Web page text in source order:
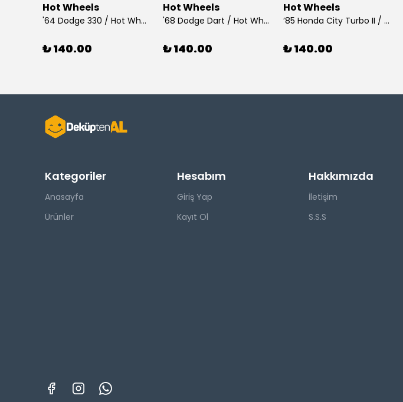
Hot Wheels
'64 Dodge 330 / Hot Wheels
₺ 140.00
Hot Wheels
'68 Dodge Dart / Hot Wheels
₺ 140.00
Hot Wheels
’85 Honda City Turbo II / Hot Wheels
₺ 140.00
Kategoriler
Anasayfa
Ürünler
Hesabım
Giriş Yap
Kayıt Ol
Hakkımızda
İletişim
S.S.S